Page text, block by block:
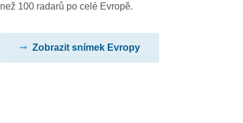
než 100 radarů po celé Evropě.
Zobrazit snímek Evropy